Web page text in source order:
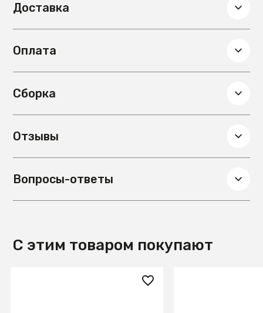
Доставка
Оплата
Сборка
Отзывы
Вопросы-ответы
С этим товаром покупают